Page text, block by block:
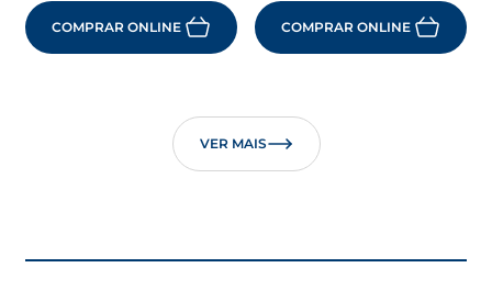
COMPRAR ONLINE COMPRAR ONLINE
VER MAIS